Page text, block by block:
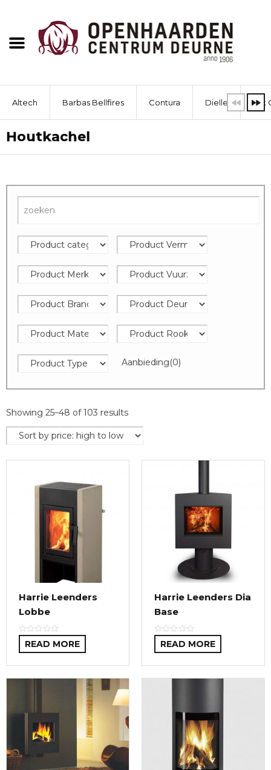
Altech Barbas Bellfires Contura Dielle Dik
Houtkachel
Aanbieding(0)
Showing 25–48 of 103 results
Harrie Leenders
Lobbe
READ MORE
Harrie Leenders Dia
Base
READ MORE